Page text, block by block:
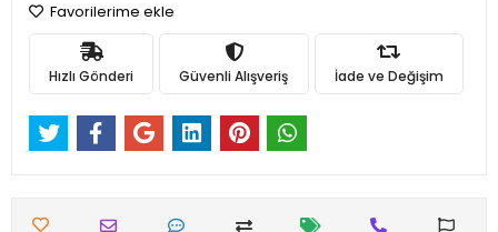
Favorilerime ekle
Hızlı Gönderi Güvenli Alışveriş İade ve Değişim